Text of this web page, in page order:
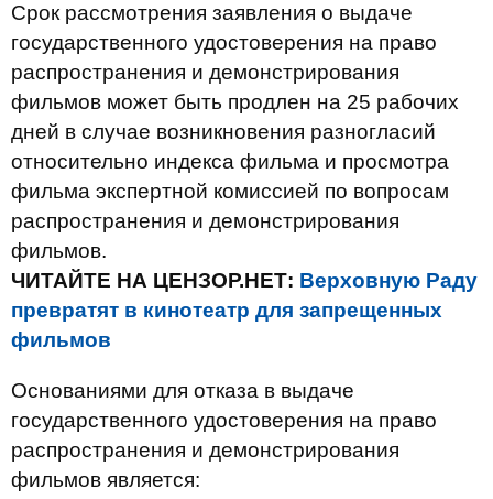
Срок рассмотрения заявления о выдаче
государственного удостоверения на право
распространения и демонстрирования
фильмов может быть продлен на 25 рабочих
дней в случае возникновения разногласий
относительно индекса фильма и просмотра
фильма экспертной комиссией по вопросам
распространения и демонстрирования
фильмов.
ЧИТАЙТЕ НА ЦЕНЗОР.НЕТ: Верховную Раду
превратят в кинотеатр для запрещенных
фильмов
Основаниями для отказа в выдаче
государственного удостоверения на право
распространения и демонстрирования
фильмов является: